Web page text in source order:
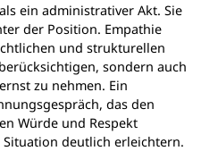
ein administrativer Akt. Sie
der Position. Empathie
und strukturellen
sondern auch
zu nehmen. Ein
das den
Würde und Respekt
deutlich erleichtern.